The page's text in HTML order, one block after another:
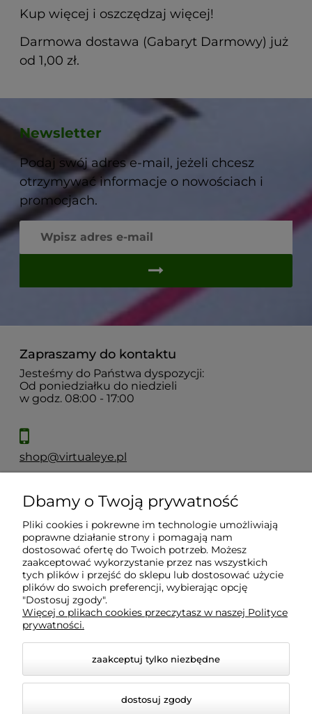
Kup więcej i oszczędzaj więcej!
Darmowa dostawa (Gabaryt Darmowy) już
od 1,00 zł.
Newsletter
Podaj swój adres e-mail, jeżeli chcesz
otrzymywać informacje o nowościach i
promocjach.
Zapraszamy do kontaktu
Jesteśmy do Państwa dyspozycji:
Od poniedziałku do niedzieli
w godz. 08:00 - 17:00
shop@virtualeye.pl
Moje konto
Płatności i dostawa
Informacje
O nas
Dbamy o Twoją prywatność
Pliki cookies i pokrewne im technologie umożliwiają
poprawne działanie strony i pomagają nam
dostosować ofertę do Twoich potrzeb. Możesz
zaakceptować wykorzystanie przez nas wszystkich
tych plików i przejść do sklepu lub dostosować użycie
plików do swoich preferencji, wybierając opcję
"Dostosuj zgody".
Więcej o plikach cookies przeczytasz w naszej Polityce
prywatności.
zaakceptuj tylko niezbędne
dostosuj zgody